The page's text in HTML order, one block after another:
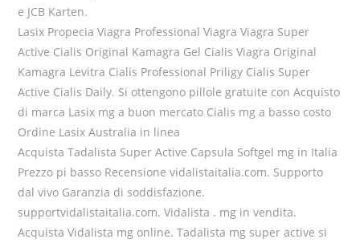
e JCB Karten.
Lasix Propecia Viagra Professional Viagra Viagra Super
Active Cialis Original Kamagra Gel Cialis Viagra Original
Kamagra Levitra Cialis Professional Priligy Cialis Super
Active Cialis Daily. Si ottengono pillole gratuite con Acquisto
di marca Lasix mg a buon mercato Cialis mg a basso costo
Ordine Lasix Australia in linea
Acquista Tadalista Super Active Capsula Softgel mg in Italia
Prezzo pi basso Recensione vidalistaitalia.com. Supporto
dal vivo Garanzia di soddisfazione.
supportvidalistaitalia.com. Vidalista . mg in vendita.
Acquista Vidalista mg online. Tadalista mg super active si